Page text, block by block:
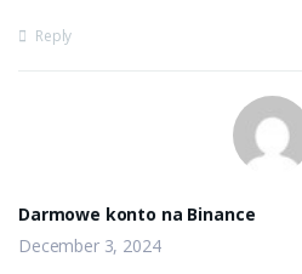
Reply
Darmowe konto na Binance
December 3, 2024